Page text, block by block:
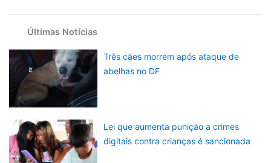
Últimas Notícias
Três cães morrem após ataque de
abelhas no DF
Lei que aumenta punição a crimes
digitais contra crianças é sancionada